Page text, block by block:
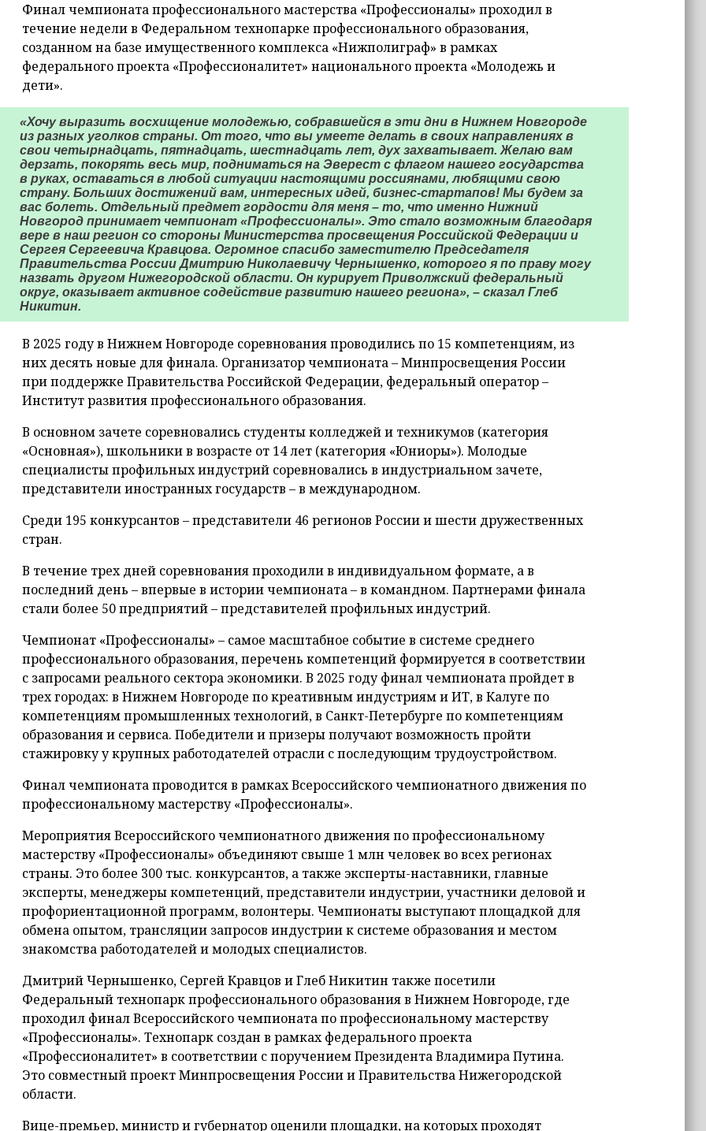
Финал чемпионата профессионального мастерства «Профессионалы» проходил в
течение недели в Федеральном технопарке профессионального образования,
созданном на базе имущественного комплекса «Нижполиграф» в рамках
федерального проекта «Профессионалитет» национального проекта «Молодежь и
дети».
«Хочу выразить восхищение молодежью, собравшейся в эти дни в Нижнем Новгороде
из разных уголков страны. От того, что вы умеете делать в своих направлениях в
свои четырнадцать, пятнадцать, шестнадцать лет, дух захватывает. Желаю вам
дерзать, покорять весь мир, подниматься на Эверест с флагом нашего государства
в руках, оставаться в любой ситуации настоящими россиянами, любящими свою
страну. Больших достижений вам, интересных идей, бизнес-стартапов! Мы будем за
вас болеть. Отдельный предмет гордости для меня – то, что именно Нижний
Новгород принимает чемпионат «Профессионалы». Это стало возможным благодаря
вере в наш регион со стороны Министерства просвещения Российской Федерации и
Сергея Сергеевича Кравцова. Огромное спасибо заместителю Председателя
Правительства России Дмитрию Николаевичу Чернышенко, которого я по праву могу
назвать другом Нижегородской области. Он курирует Приволжский федеральный
округ, оказывает активное содействие развитию нашего региона», – сказал Глеб
Никитин.
В 2025 году в Нижнем Новгороде соревнования проводились по 15 компетенциям, из
них десять новые для финала. Организатор чемпионата – Минпросвещения России
при поддержке Правительства Российской Федерации, федеральный оператор –
Институт развития профессионального образования.
В основном зачете соревновались студенты колледжей и техникумов (категория
«Основная»), школьники в возрасте от 14 лет (категория «Юниоры»). Молодые
специалисты профильных индустрий соревновались в индустриальном зачете,
представители иностранных государств – в международном.
Среди 195 конкурсантов – представители 46 регионов России и шести дружественных
стран.
В течение трех дней соревнования проходили в индивидуальном формате, а в
последний день – впервые в истории чемпионата – в командном. Партнерами финала
стали более 50 предприятий – представителей профильных индустрий.
Чемпионат «Профессионалы» – самое масштабное событие в системе среднего
профессионального образования, перечень компетенций формируется в соответствии
с запросами реального сектора экономики. В 2025 году финал чемпионата пройдет в
трех городах: в Нижнем Новгороде по креативным индустриям и ИТ, в Калуге по
компетенциям промышленных технологий, в Санкт-Петербурге по компетенциям
образования и сервиса. Победители и призеры получают возможность пройти
стажировку у крупных работодателей отрасли с последующим трудоустройством.
Финал чемпионата проводится в рамках Всероссийского чемпионатного движения по
профессиональному мастерству «Профессионалы».
Мероприятия Всероссийского чемпионатного движения по профессиональному
мастерству «Профессионалы» объединяют свыше 1 млн человек во всех регионах
страны. Это более 300 тыс. конкурсантов, а также эксперты-наставники, главные
эксперты, менеджеры компетенций, представители индустрии, участники деловой и
профориентационной программ, волонтеры. Чемпионаты выступают площадкой для
обмена опытом, трансляции запросов индустрии к системе образования и местом
знакомства работодателей и молодых специалистов.
Дмитрий Чернышенко, Сергей Кравцов и Глеб Никитин также посетили
Федеральный технопарк профессионального образования в Нижнем Новгороде, где
проходил финал Всероссийского чемпионата по профессиональному мастерству
«Профессионалы». Технопарк создан в рамках федерального проекта
«Профессионалитет» в соответствии с поручением Президента Владимира Путина.
Это совместный проект Минпросвещения России и Правительства Нижегородской
области.
Вице-премьер, министр и губернатор оценили площадки, на которых проходят